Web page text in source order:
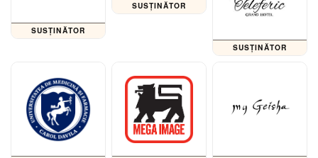
SUSȚINĂTOR
SUSȚINĂTOR
SUSȚINĂTOR